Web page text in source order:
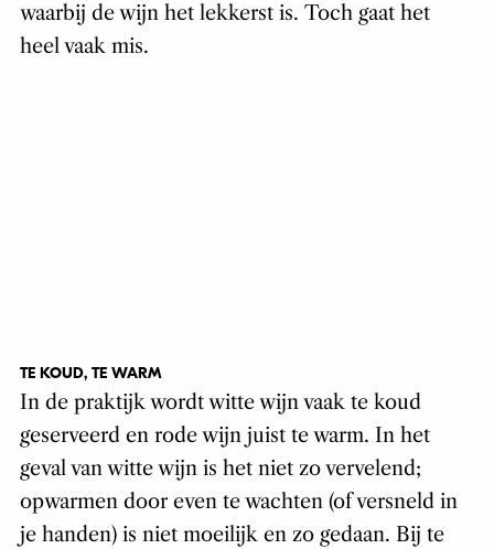
waarbij de wijn het lekkerst is. Toch gaat het
heel vaak mis.
TE KOUD, TE WARM
In de praktijk wordt witte wijn vaak te koud
geserveerd en rode wijn juist te warm. In het
geval van witte wijn is het niet zo vervelend;
opwarmen door even te wachten (of versneld in
je handen) is niet moeilijk en zo gedaan. Bij te